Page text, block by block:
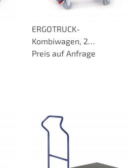
ERGOTRUCK-
Kombiwagen, 2
Ladeflächen, klappbar,
Preis auf Anfrage